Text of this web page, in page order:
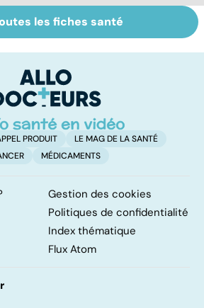
Tout savoir sur
les infections
les fiches santé
PRODUIT
LE MAG DE LA SANTÉ
MÉDICAMENTS
Gestion des cookies
Politiques de confidentialité
Index thématique
Flux Atom